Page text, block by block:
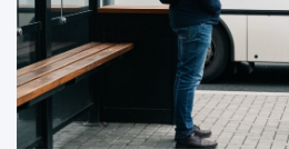
o
n
y
w
S
t
a
c
h
!